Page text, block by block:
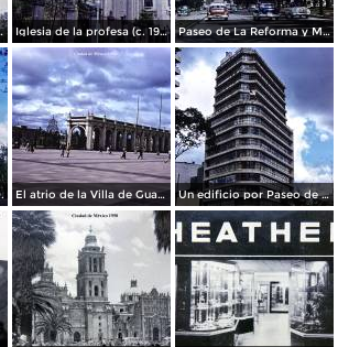
1950. Iglesia de la profesa (c. 1950) Paseo de La Reforma y Mto a La Independencia 1950
El atrio de la Villa de Guadalupe 1950. Un edificio por Paseo de La Reforma 1950